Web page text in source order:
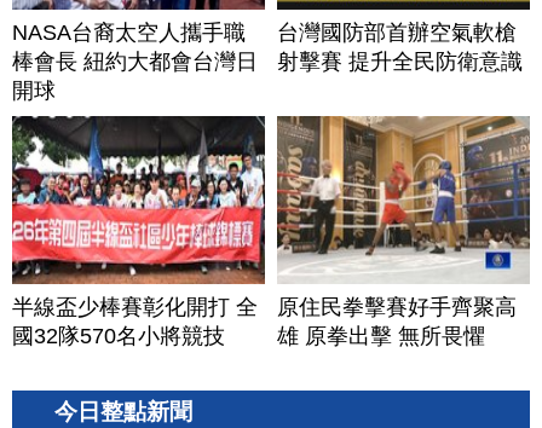
NASA台裔太空人攜手職
棒會長 紐約大都會台灣日
開球
台灣國防部首辦空氣軟槍
射擊賽 提升全民防衛意識
半線盃少棒賽彰化開打 全
國32隊570名小將競技
原住民拳擊賽好手齊聚高
雄 原拳出擊 無所畏懼
今日整點新聞